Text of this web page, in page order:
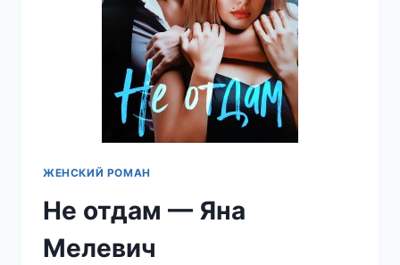
ЖЕНСКИЙ РОМАН
Не отдам — Яна
Мелевич